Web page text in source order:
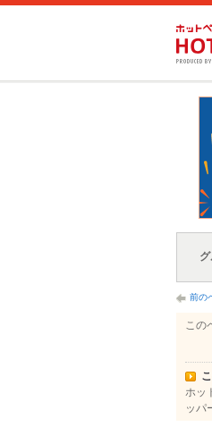
前の
この
ホッ
ッパ